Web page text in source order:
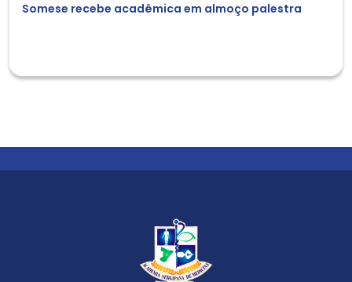
Somese recebe acadêmica em almoço palestra